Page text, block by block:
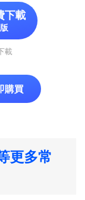
下載
載
購買
更多常